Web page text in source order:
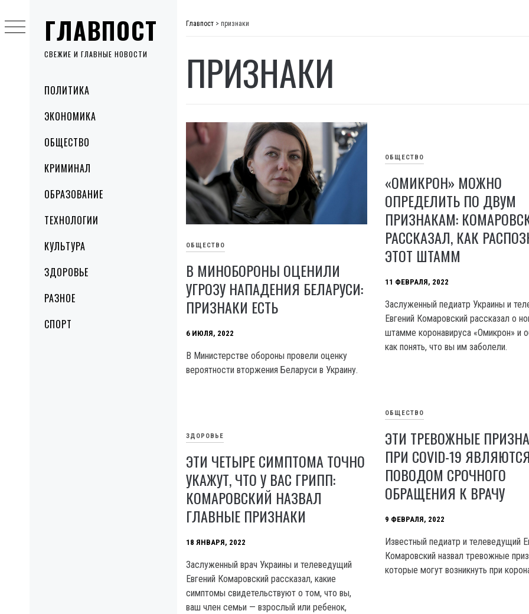
ГЛАВПОСТ
СВЕЖИЕ И ГЛАВНЫЕ НОВОСТИ
MenuПОЛИТИКА
ЭКОНОМИКА
ОБЩЕСТВО
КРИМИНАЛ
ОБРАЗОВАНИЕ
ТЕХНОЛОГИИ
КУЛЬТУРА
ЗДОРОВЬЕ
РАЗНОЕ
СПОРТ
to
content
Главпост > признаки
ПРИЗНАКИ
ОБЩЕСТВО
В МИНОБОРОНЫ ОЦЕНИЛИ
УГРОЗУ НАПАДЕНИЯ БЕЛАРУСИ:
ПРИЗНАКИ ЕСТЬ
6 ИЮЛЯ, 2022
В Министерстве обороны провели оценку
вероятности вторжения Беларуси в Украину.
ОБЩЕСТВО
«ОМИКРОН» МОЖНО
ОПРЕДЕЛИТЬ ПО ДВУМ
ПРИЗНАКАМ:
РАССКАЗАЛ, КАК
ЭТОТ ШТАММ
11 ФЕВРАЛЯ, 2022
Заслуженный педиатр Украины и
Евгений Комаровский рассказал о
штамме коронавируса «Омикрон» и
как понять, что вы им заболели.
ОБЩЕСТВО
ЭТИ ТРЕВОЖНЫЕ
ПРИ COVID-19 ЯВЛЯЮТСЯ
ПОВОДОМ СРОЧНОГО
ОБРАЩЕНИЯ К ВРАЧУ
9 ФЕВРАЛЯ, 2022
Известный педиатр и телеведущий
Комаровский назвал тревожные
которые могут возникнуть при
ЗДОРОВЬЕ
ЭТИ ЧЕТЫРЕ СИМПТОМА ТОЧНО
УКАЖУТ, ЧТО У ВАС ГРИПП:
КОМАРОВСКИЙ НАЗВАЛ
ГЛАВНЫЕ ПРИЗНАКИ
18 ЯНВАРЯ, 2022
Заслуженный врач Украины и телеведущий
Евгений Комаровский рассказал, какие
симптомы свидетельствуют о том, что вы,
ваш член семьи — взрослый или ребенок,